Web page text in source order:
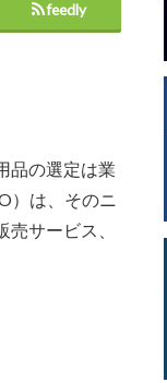
feedly
品の選定は業
）は、そのニ
サービス、